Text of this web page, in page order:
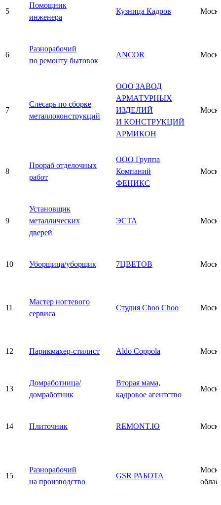
5
Помощник
инженера
Кузница Кадров
6
Разнорабочий
по ремонту бытовок
ANCOR
7
Слесарь по сборке
металлоконструкций
ООО ЗАВОД
АРМАТУРНЫХ
ИЗДЕЛИЙ
И КОНСТРУКЦИЙ
АРМИКОН
8
Прораб отделочных
работ
ООО Группа
Компаний
ФЕНИКС
9
Установщик
металлических
дверей
ЭСТА
10 Уборщица/уборщик 7ЦВЕТОВ
11
Мастер ногтевого
сервиса
Студия Choo Choo
12 Парикмахер-стилист Aldo Coppola
13
Домработница/
домработник
Вторая мама,
кадровое агентство
14 Плиточник REMONT.IO
15
Разнорабочий
на производство
GSR РАБОТА